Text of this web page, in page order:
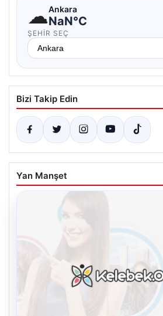
☁Ankara
NaN°C
ŞEHIR SEÇ
Bizi Takip Edin
Yan Manşet